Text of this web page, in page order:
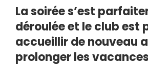
La soirée s’est
déroulée et le club est
accueillir de nouveau
prolonger les vacances